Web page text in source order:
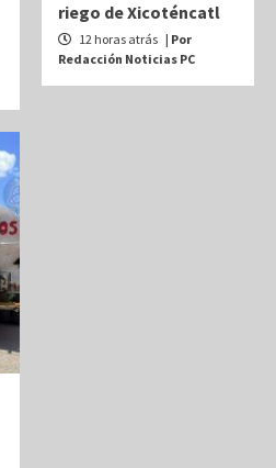
riego de Xicoténcatl
12 horas atrás | Por
Redacción Noticias PC